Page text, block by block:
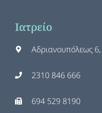
Ιατρείο
Αδριανουπόλεως
2310 846 666
694 529 8190